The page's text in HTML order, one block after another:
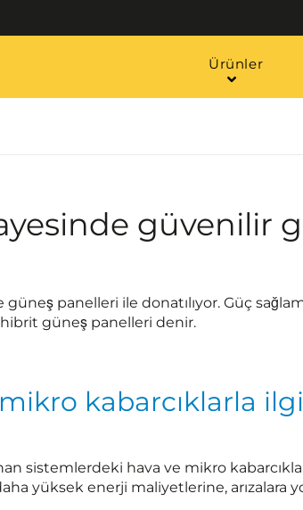
Ürünler
güvenilir
panelleri ile donatılıyor. Güç
güneş panelleri denir.
kabarcıklarla
sistemlerdeki hava ve mikro
yüksek enerji maliyetlerine, arızalara